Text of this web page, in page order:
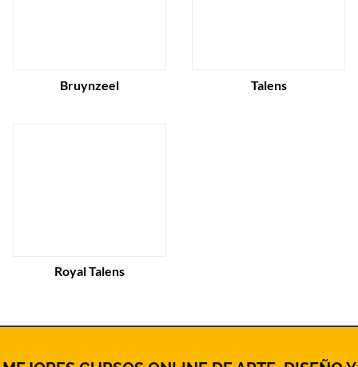
Bruynzeel Talens
Royal Talens